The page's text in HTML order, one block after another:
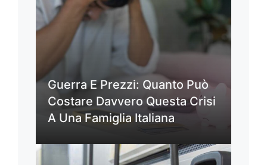
Guerra E Prezzi: Quanto Può
Costare Davvero Questa Crisi
A Una Famiglia Italiana